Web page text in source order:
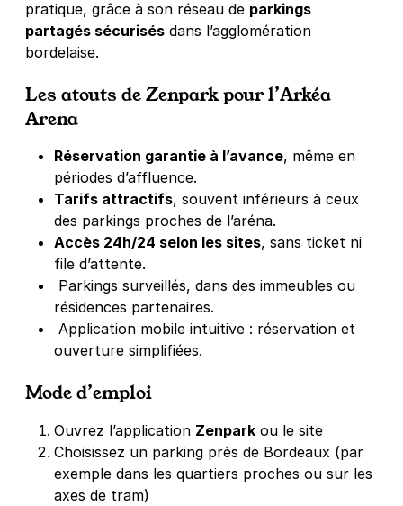
pratique, grâce à son réseau de parkings
partagés sécurisés dans l’agglomération
bordelaise.
Les atouts de Zenpark pour l’Arkéa
Arena
Réservation garantie à l’avance, même en
périodes d’affluence.
Tarifs attractifs, souvent inférieurs à ceux
des parkings proches de l’aréna.
Accès 24h/24 selon les sites, sans ticket ni
file d’attente.
Parkings surveillés, dans des immeubles ou
résidences partenaires.
Application mobile intuitive : réservation et
ouverture simplifiées.
Mode d’emploi
Ouvrez l’application Zenpark ou le site
Choisissez un parking près de Bordeaux (par
exemple dans les quartiers proches ou sur les
axes de tram)